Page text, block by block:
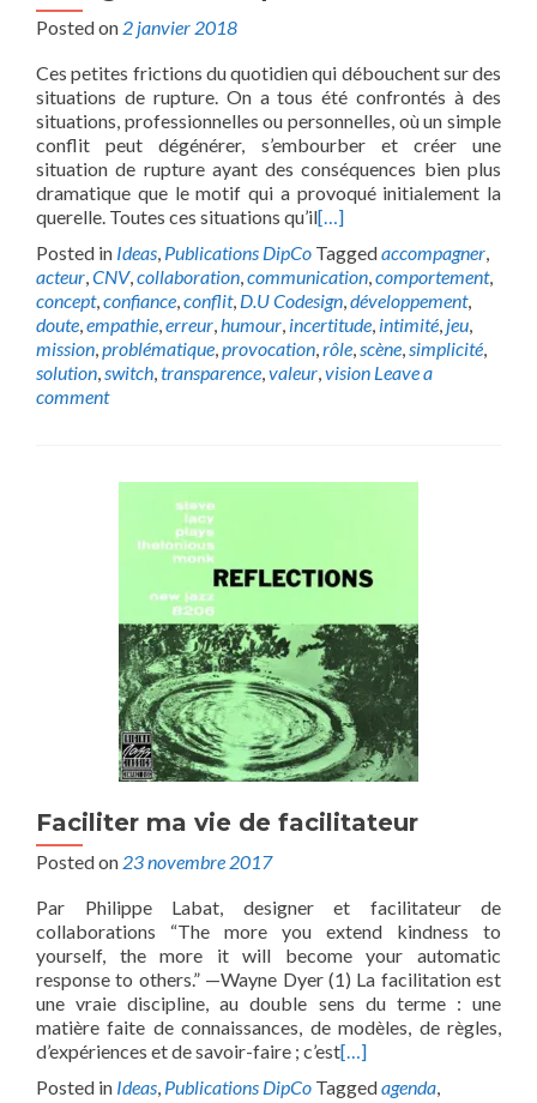
Posted on 2 janvier 2018
Ces petites frictions du quotidien qui débouchent sur des
situations de rupture. On a tous été confrontés à des
situations, professionnelles ou personnelles, où un simple
conflit peut dégénérer, s’embourber et créer une
situation de rupture ayant des conséquences bien plus
dramatique que le motif qui a provoqué initialement la
querelle. Toutes ces situations qu’il[…]
Posted in Ideas, Publications DipCo Taggedaccompagner,
acteur,CNV,collaboration,communication,comportement,
concept,confiance,conflit, D.U Codesign,développement,
doute,empathie,erreur,humour, incertitude, intimité, jeu,
mission,problématique,provocation,rôle,scène,simplicité,
solution,switch,transparence,valeur,vision Leave a
comment
Faciliter ma vie de facilitateur
Posted on 23 novembre 2017
Par Philippe Labat, designer et facilitateur de
collaborations “The more you extend kindness to
yourself, the more it will become your automatic
response to others.” —Wayne Dyer (1) La facilitation est
une vraie discipline, au double sens du terme : une
matière faite de connaissances, de modèles, de règles,
d’expériences et de savoir-faire ; c’est[…]
Posted in Ideas, Publications DipCo Taggedagenda,